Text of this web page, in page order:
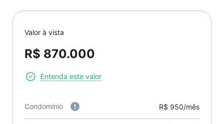
Valor à vista
R$ 870.000
Entenda este valor
Condomínio R$ 950/mês